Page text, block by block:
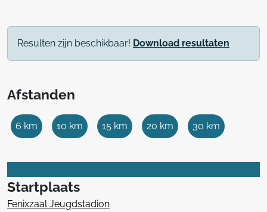
Resulten zijn beschikbaar! Download resultaten
Afstanden
6 km 10 km 15 km 20 km 30 km
Startplaats
Fenixzaal Jeugdstadion